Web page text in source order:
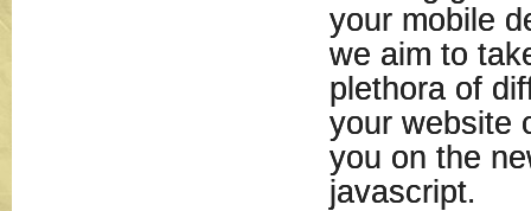
your mobile
we aim to
plethora of
your website
you on the
javascript.